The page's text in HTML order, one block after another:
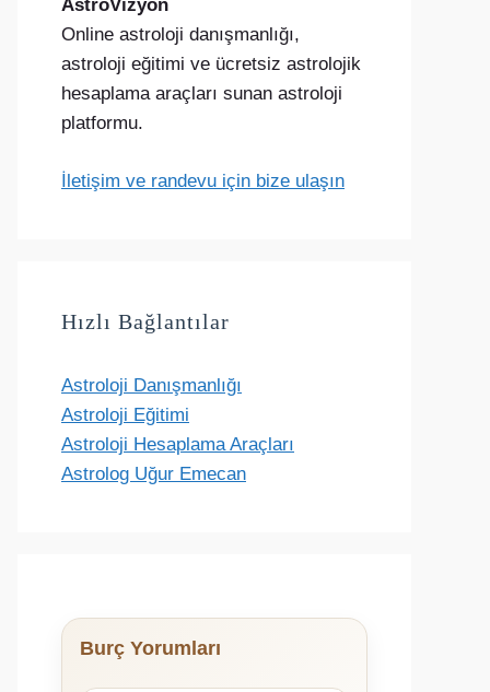
AstroVizyon
Online astroloji danışmanlığı,
astroloji eğitimi ve ücretsiz astrolojik
hesaplama araçları sunan astroloji
platformu.
İletişim ve randevu için bize ulaşın
Hızlı Bağlantılar
Astroloji Danışmanlığı
Astroloji Eğitimi
Astroloji Hesaplama Araçları
Astrolog Uğur Emecan
Burç Yorumları